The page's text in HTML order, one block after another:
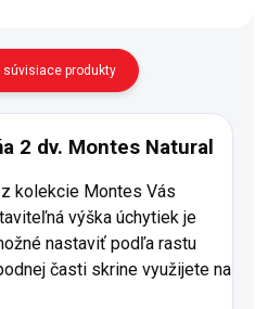
súvisiace produkty
2 dv. Montes Natural
z kolekcie Montes Vás
výška úchytiek je
nastaviť podľa rastu
časti skrine využijete na